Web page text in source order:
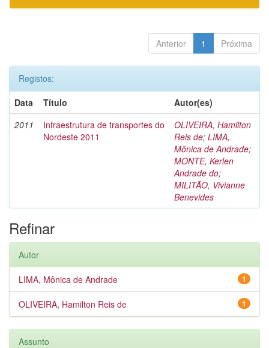
Anterior 1 Próxima
Registos:
Data
Título
Autor(es)
2011
Infraestrutura de transportes do
Nordeste 2011
OLIVEIRA, Hamilton
Reis de; LIMA,
Mônica de Andrade;
MONTE, Kerlen
Andrade do;
MILITÃO, Vivianne
Benevides
Refinar
Autor
1
LIMA, Mônica de Andrade
1
OLIVEIRA, Hamilton Reis de
Assunto